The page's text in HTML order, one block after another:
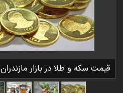
قیمت سکه و طلا در بازار مازندران